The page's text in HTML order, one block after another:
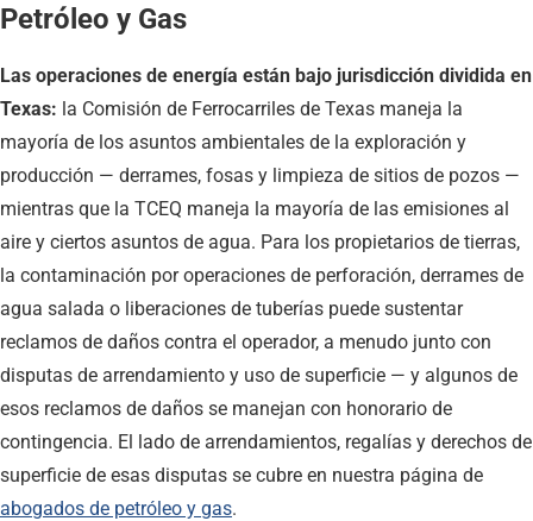
Petróleo y Gas
Las operaciones de energía están bajo jurisdicción dividida en
Texas: la Comisión de Ferrocarriles de Texas maneja la
mayoría de los asuntos ambientales de la exploración y
producción — derrames, fosas y limpieza de sitios de pozos —
mientras que la TCEQ maneja la mayoría de las emisiones al
aire y ciertos asuntos de agua. Para los propietarios de tierras,
la contaminación por operaciones de perforación, derrames de
agua salada o liberaciones de tuberías puede sustentar
reclamos de daños contra el operador, a menudo junto con
disputas de arrendamiento y uso de superficie — y algunos de
esos reclamos de daños se manejan con honorario de
contingencia. El lado de arrendamientos, regalías y derechos de
superficie de esas disputas se cubre en nuestra página de
abogados de petróleo y gas.